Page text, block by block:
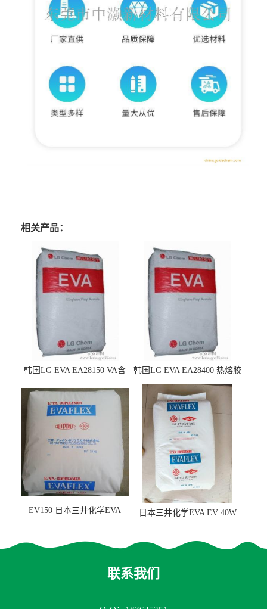
相关产品：
韩国LG EVA EA28150 VA含
韩国LG EVA EA28400 热熔胶
级 VA含量28 熔指400
EV150 日本三井化学EVA
日本三井化学EVA EV 40W
联系我们